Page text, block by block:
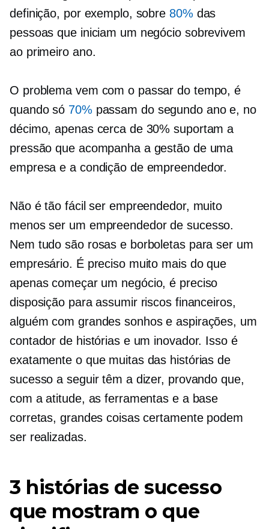
definição, por exemplo, sobre 80% das
pessoas que iniciam um negócio sobrevivem
ao primeiro ano.
O problema vem com o passar do tempo, é
quando só 70% passam do segundo ano e, no
décimo, apenas cerca de 30% suportam a
pressão que acompanha a gestão de uma
empresa e a condição de empreendedor.
Não é tão fácil ser empreendedor, muito
menos ser um empreendedor de sucesso.
Nem tudo são rosas e borboletas para ser um
empresário. É preciso muito mais do que
apenas começar um negócio, é preciso
disposição para assumir riscos financeiros,
alguém com grandes sonhos e aspirações, um
contador de histórias e um inovador. Isso é
exatamente o que muitas das histórias de
sucesso a seguir têm a dizer, provando que,
com a atitude, as ferramentas e a base
corretas, grandes coisas certamente podem
ser realizadas.
3 histórias de sucesso
que mostram o que